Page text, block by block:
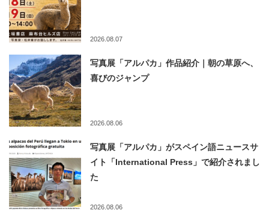
2026.08.07
写真展「アルパカ」作品紹介｜朝の草原へ、
喜びのジャンプ
2026.08.06
写真展「アルパカ」がスペイン語ニュースサ
イト「International Press」で紹介されまし
た
2026.08.06